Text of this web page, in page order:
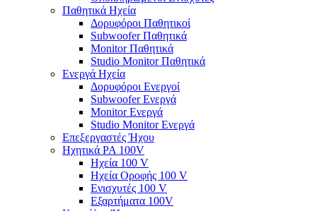
Παθητικά Ηχεία
Δορυφόροι Παθητικοί
Subwoofer Παθητικά
Monitor Παθητικά
Studio Monitor Παθητικά
Ενεργά Ηχεία
Δορυφόροι Ενεργοί
Subwoofer Ενεργά
Monitor Ενεργά
Studio Monitor Ενεργά
Επεξεργαστές Ήχου
Ηχητικά PA 100V
Ηχεία 100 V
Ηχεία Οροφής 100 V
Ενισχυτές 100 V
Εξαρτήματα 100V